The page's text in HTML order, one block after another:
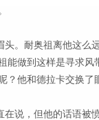
。耐奥祖离他这么
能做到这样是寻求风
他和德拉卡交换了
说，但他的话语被